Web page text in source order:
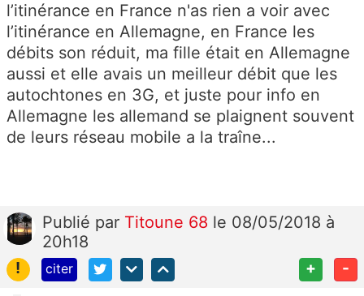
l’itinérance en France n'as rien a voir avec
l’itinérance en Allemagne, en France les
débits son réduit, ma fille était en Allemagne
aussi et elle avais un meilleur débit que les
autochtones en 3G, et juste pour info en
Allemagne les allemand se plaignent souvent
de leurs réseau mobile a la traîne...
Publié par Titoune 68 le 08/05/2018 à
20h18
!
citer + -